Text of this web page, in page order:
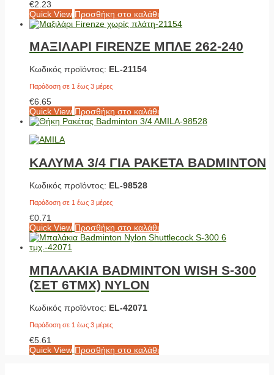
€2.23
Quick View Προσθήκη στο καλάθι
ΜΑΞΙΛΑΡΙ FIRENZE ΜΠΛΕ 262-240
Κωδικός προϊόντος: EL-21154
Παράδοση σε 1 έως 3 μέρες
€6.65
Quick View Προσθήκη στο καλάθι
ΚΑΛΥΜΑ 3/4 ΓΙΑ ΡΑΚΕΤΑ BADMINTON
Κωδικός προϊόντος: EL-98528
Παράδοση σε 1 έως 3 μέρες
€0.71
Quick View Προσθήκη στο καλάθι
ΜΠΑΛΑΚΙΑ BADMINTON WISH S-300
(ΣΕΤ 6ΤΜΧ) NYLON
Κωδικός προϊόντος: EL-42071
Παράδοση σε 1 έως 3 μέρες
€5.61
Quick View Προσθήκη στο καλάθι